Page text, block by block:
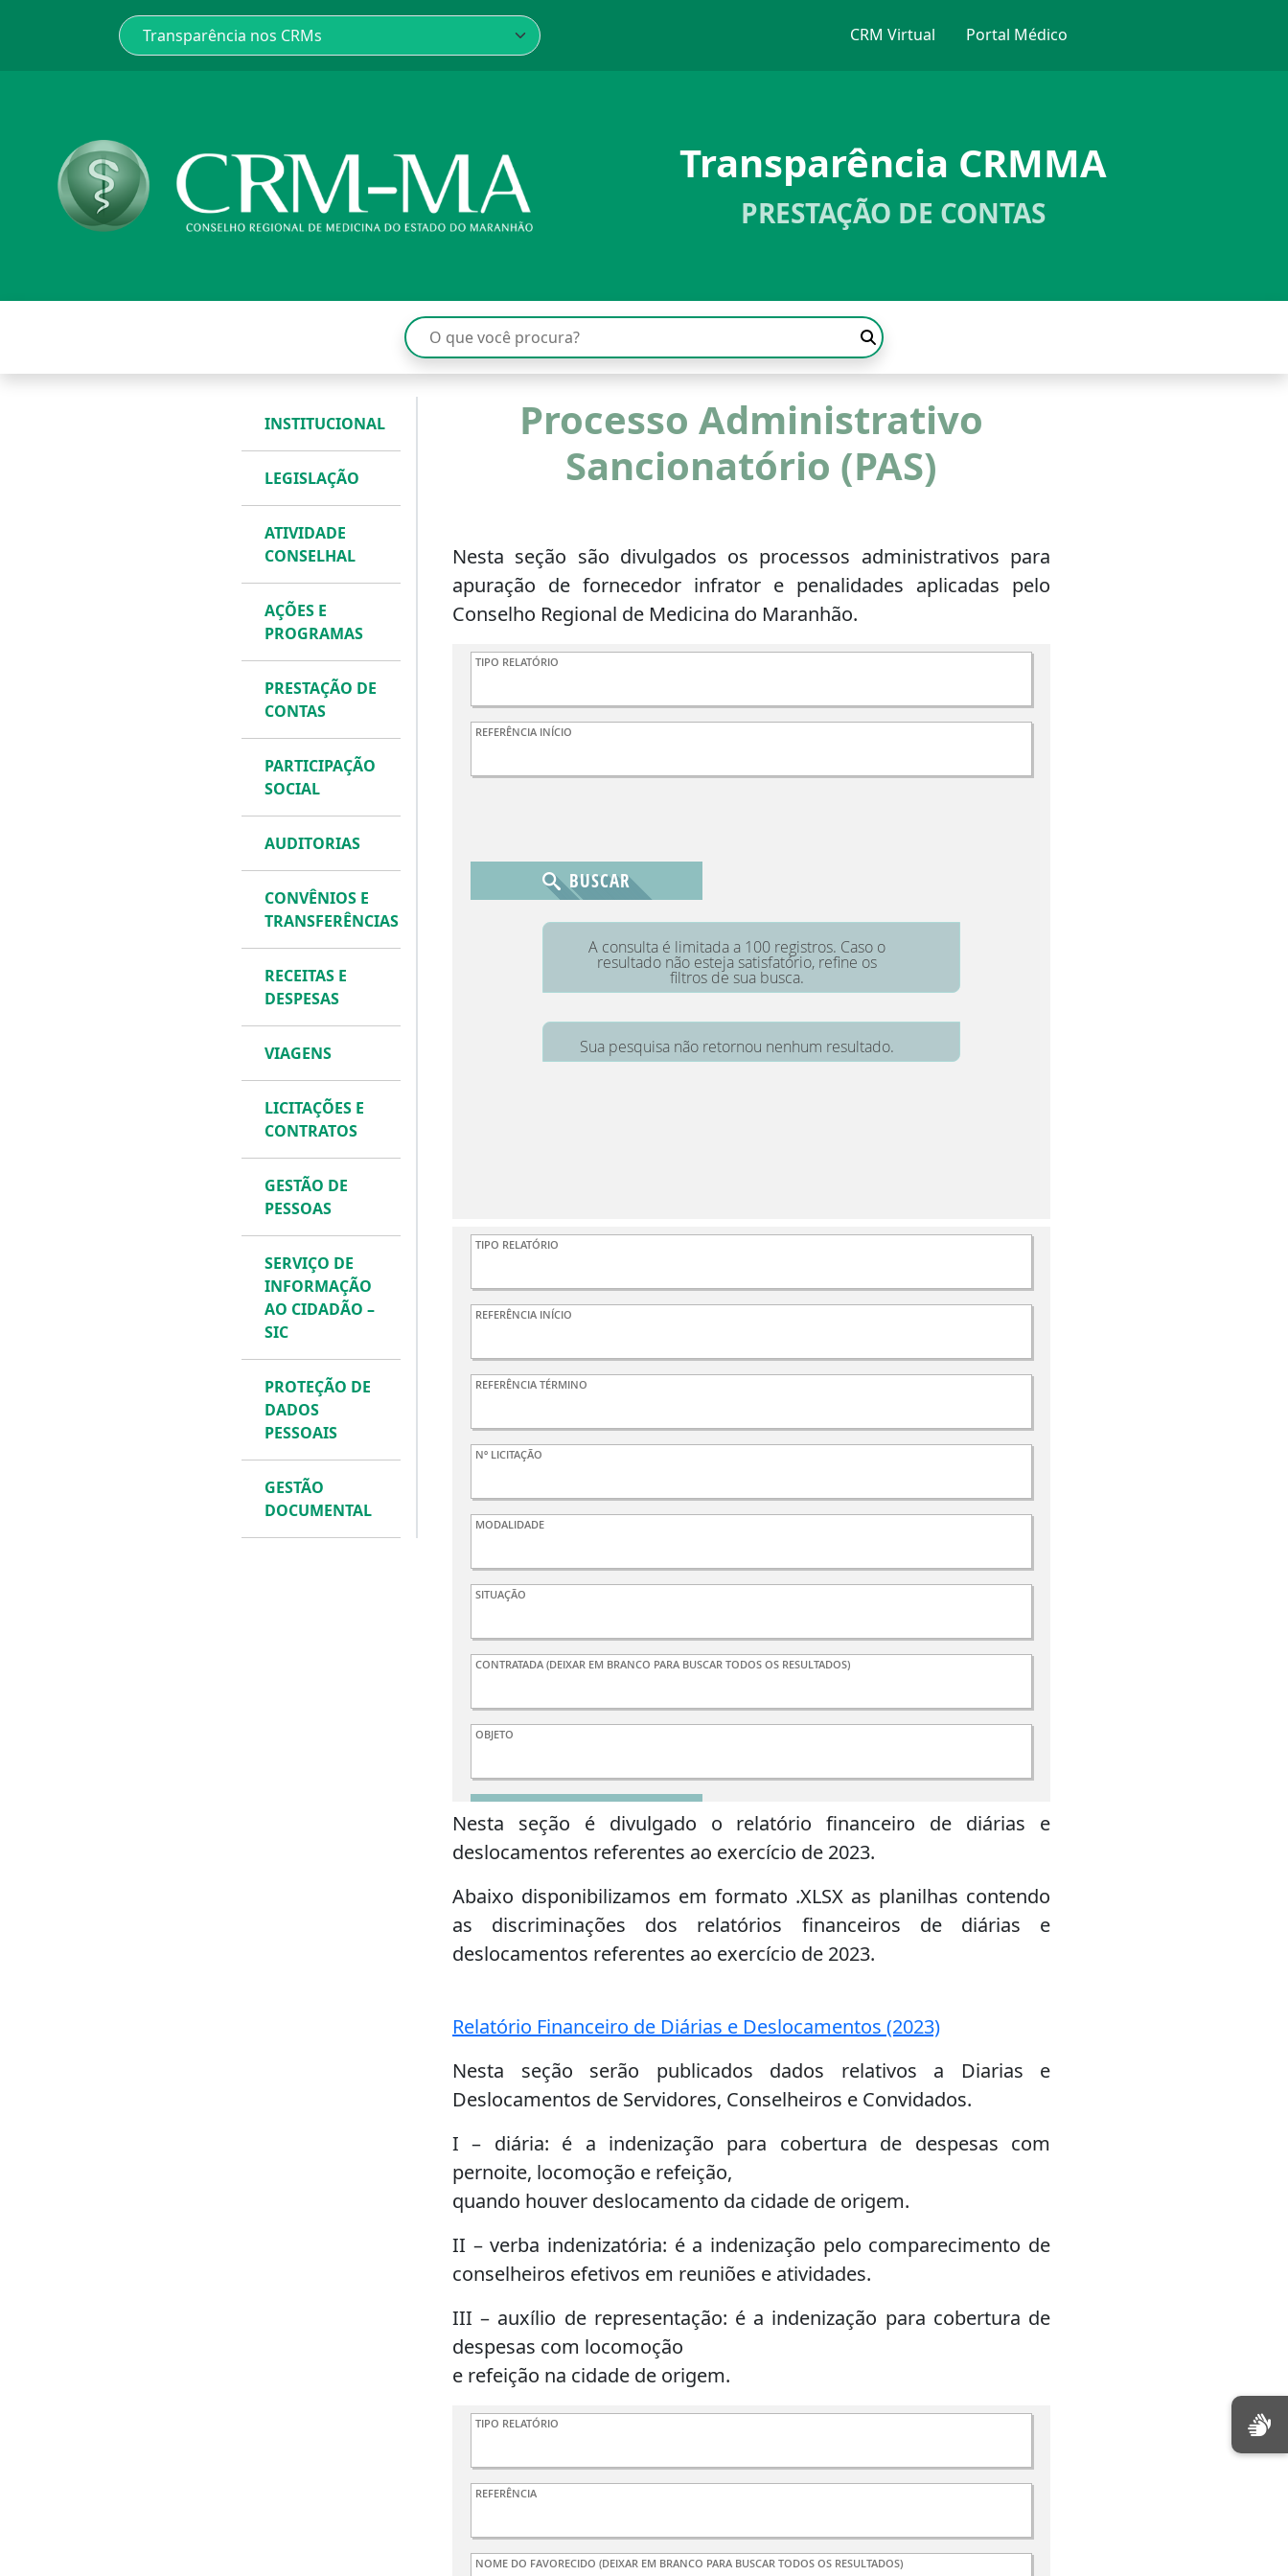
CRM Virtual Portal Médico
Transparência CRMMA
PRESTAÇÃO DE CONTAS
INSTITUCIONAL
LEGISLAÇÃO
ATIVIDADE
CONSELHAL
AÇÕES E
PROGRAMAS
PRESTAÇÃO DE
CONTAS
PARTICIPAÇÃO
SOCIAL
AUDITORIAS
CONVÊNIOS E
TRANSFERÊNCIAS
RECEITAS E
DESPESAS
VIAGENS
LICITAÇÕES E
CONTRATOS
GESTÃO DE
PESSOAS
SERVIÇO DE
INFORMAÇÃO
AO CIDADÃO –
SIC
PROTEÇÃO DE
DADOS
PESSOAIS
GESTÃO
DOCUMENTAL
Processo Administrativo
Sancionatório (PAS)
Nesta seção são divulgados os processos administrativos para
apuração de fornecedor infrator e penalidades aplicadas pelo
Conselho Regional de Medicina do Maranhão.
Nesta seção é divulgado o relatório financeiro de diárias e
deslocamentos referentes ao exercício de 2023.
Abaixo disponibilizamos em formato .XLSX as planilhas contendo
as discriminações dos relatórios financeiros de diárias e
deslocamentos referentes ao exercício de 2023.
Relatório Financeiro de Diárias e Deslocamentos (2023)
Nesta seção serão publicados dados relativos a Diarias e
Deslocamentos de Servidores, Conselheiros e Convidados.
I – diária: é a indenização para cobertura de despesas com
pernoite, locomoção e refeição,
quando houver deslocamento da cidade de origem.
II – verba indenizatória: é a indenização pelo comparecimento de
conselheiros efetivos em reuniões e atividades.
III – auxílio de representação: é a indenização para cobertura de
despesas com locomoção
e refeição na cidade de origem.